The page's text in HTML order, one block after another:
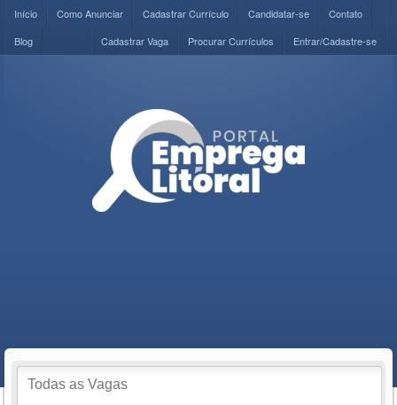
Início Como Anunciar Cadastrar Currículo Candidatar-se
Contato
Blog
Entrar/Cadastre-se
Procurar Currículos
Cadastrar Vaga